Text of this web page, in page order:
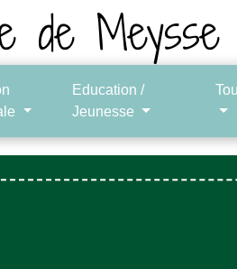
Education /
Jeunesse